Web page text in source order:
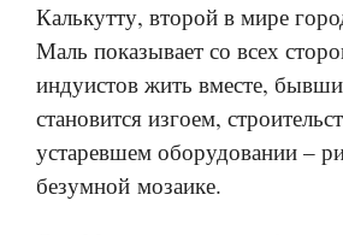
Калькутту, второй в мире
Маль показывает со всех
индуистов жить вместе,
становится изгоем,
устаревшем оборудовании –
безумной мозаике.